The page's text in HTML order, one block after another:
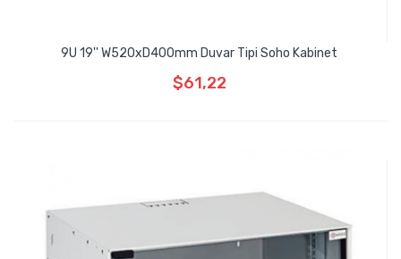
9U 19'' W520xD400mm Duvar Tipi Soho Kabinet
$61,22